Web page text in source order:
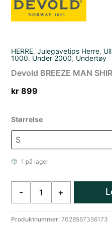
HERRE,Julegavetips Herre,
1000, Under 2000, Undertøy
Devold BREEZE MAN
kr 899
Størrelse
1 på lager
-
SHIRT
+
Produktnummer:7028567356173